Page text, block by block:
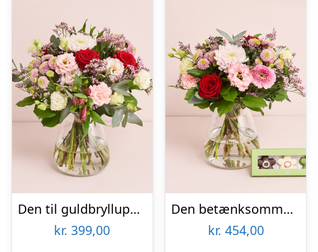
Den til guldbrylluppet
kr. 399,00
Den betænksomme med CHO CHO marcipanblomster
kr. 454,00